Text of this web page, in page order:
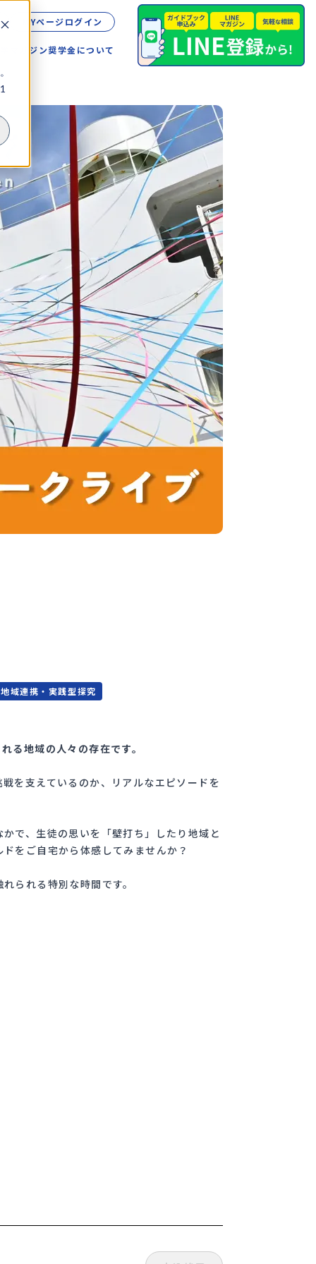
MYページログイン
マガジン奨学金について
地域連携・実践型探究
る地域の人々の存在です。
を支えているのか、リアルなエピソードを
で、生徒の思いを「壁打ち」したり地域と
をご自宅から体感してみませんか？
られる特別な時間です。